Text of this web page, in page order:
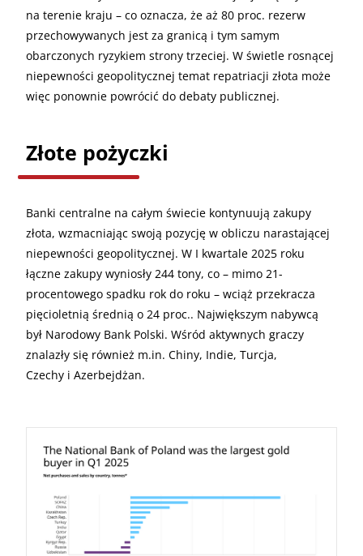
na terenie kraju – co oznacza, że aż 80 proc. rezerw
przechowywanych jest za granicą i tym samym
obarczonych ryzykiem strony trzeciej. W świetle rosnącej
niepewności geopolitycznej temat repatriacji złota może
więc ponownie powrócić do debaty publicznej.
Złote pożyczki
Banki centralne na całym świecie kontynuują zakupy
złota, wzmacniając swoją pozycję w obliczu narastającej
niepewności geopolitycznej. W I kwartale 2025 roku
łączne zakupy wyniosły 244 tony, co – mimo 21-
procentowego spadku rok do roku – wciąż przekracza
pięcioletnią średnią o 24 proc.. Największym nabywcą
był Narodowy Bank Polski. Wśród aktywnych graczy
znalazły się również m.in. Chiny, Indie, Turcja,
Czechy i Azerbejdżan.